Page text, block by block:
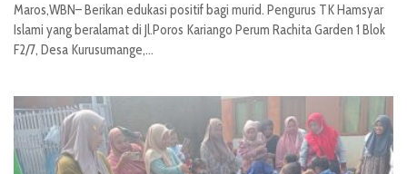
Maros,WBN– Berikan edukasi positif bagi murid. Pengurus TK Hamsyar
Islami yang beralamat di Jl.Poros Kariango Perum Rachita Garden 1 Blok
F2/7, Desa Kurusumange,...